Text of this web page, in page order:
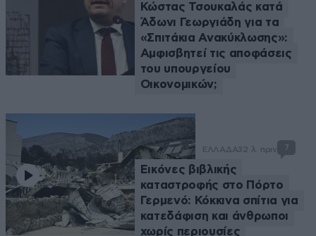
Κώστας Τσουκαλάς κατά
Άδωνι Γεωργιάδη για τα
«Σπιτάκια Ανακύκλωσης»:
Αμφισβητεί τις αποφάσεις
του υπουργείου
Οικονομικών;
ΕΛΛΑΔΑ32 λ. πριν 7
Εικόνες βιβλικής
καταστροφής στο Πόρτο
Γερμενό: Κόκκινα σπίτια για
κατεδάφιση και άνθρωποι
χωρίς περιουσίες